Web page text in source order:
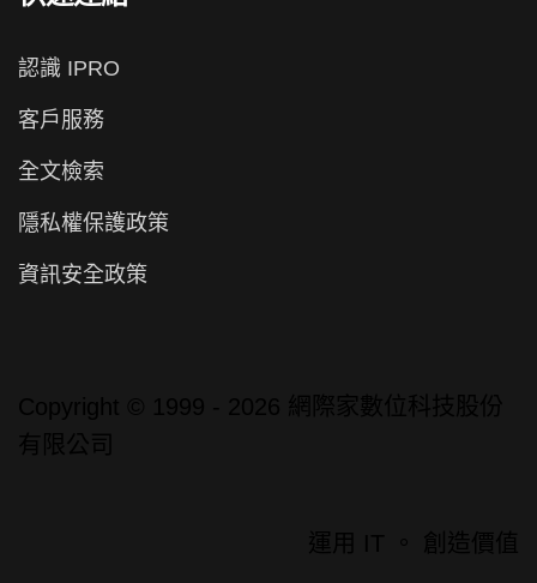
認識 IPRO
客戶服務
全文檢索
隱私權保護政策
資訊安全政策